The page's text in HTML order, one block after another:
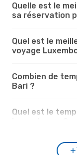
Quelle est le
sa réservation
Quel est le
voyage
Combien de
Bari ?
Quel est le